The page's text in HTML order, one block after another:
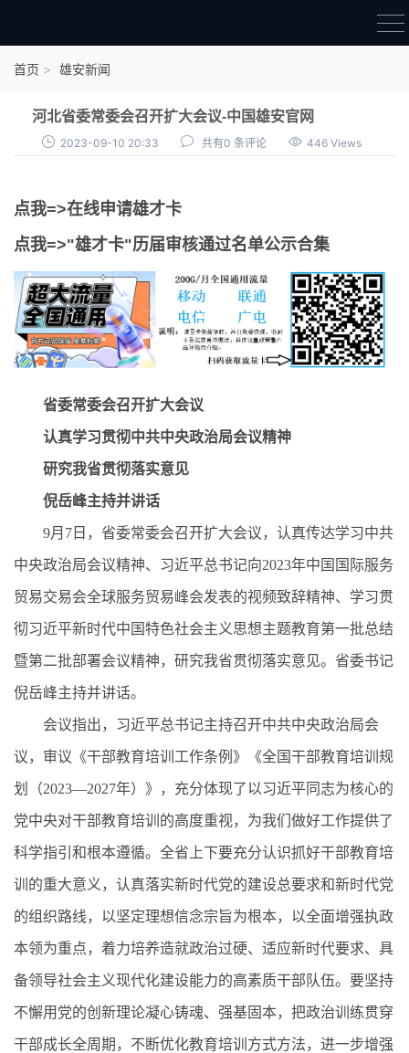
点我申领雄才卡
雄才卡资讯
雄安新闻
首页 雄安新闻
河北省委常委会召开扩大会议-中国雄安官网
2023-09-10 20:33 共有0 条评论 446 Views
点我=>在线申请雄才卡
点我=>"雄才卡"历届审核通过名单公示合集
省委常委会召开扩大会议
认真学习贯彻中共中央政治局会议精神
研究我省贯彻落实意见
倪岳峰主持并讲话
9月7日，省委常委会召开扩大会议，认真传达学习中共
中央政治局会议精神、习近平总书记向2023年中国国际服务
贸易交易会全球服务贸易峰会发表的视频致辞精神、学习贯
彻习近平新时代中国特色社会主义思想主题教育第一批总结
暨第二批部署会议精神，研究我省贯彻落实意见。省委书记
倪岳峰主持并讲话。
会议指出，习近平总书记主持召开中共中央政治局会
议，审议《干部教育培训工作条例》《全国干部教育培训规
划（2023—2027年）》，充分体现了以习近平同志为核心的
党中央对干部教育培训的高度重视，为我们做好工作提供了
科学指引和根本遵循。全省上下要充分认识抓好干部教育培
训的重大意义，认真落实新时代党的建设总要求和新时代党
的组织路线，以坚定理想信念宗旨为根本，以全面增强执政
本领为重点，着力培养造就政治过硬、适应新时代要求、具
备领导社会主义现代化建设能力的高素质干部队伍。要坚持
不懈用党的创新理论凝心铸魂、强基固本，把政治训练贯穿
干部成长全周期，不断优化教育培训方式方法，进一步增强